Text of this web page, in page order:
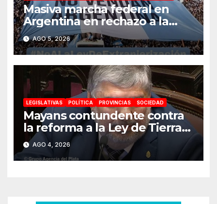
Masiva marcha federal en
Argentina en rechazo a la
reforma de la Ley de Tierras
impulsada por Milei: «La
soberanía no se negocia»
AGO 5, 2026
LEGISLATIVAS POLÍTICA PROVINCIAS SOCIEDAD
Mayans contundente contra
la reforma a la Ley de Tierras:
«Esta ley vende el país»
AGO 4, 2026